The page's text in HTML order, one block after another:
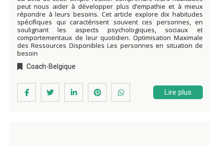
peut nous aider à développer plus d’empathie et à mieux
répondre à leurs besoins. Cet article explore dix habitudes
spécifiques qui caractérisent souvent ces personnes, en
soulignant les aspects psychologiques, sociaux et
comportementaux de leur quotidien. Optimisation Maximale
des Ressources Disponibles Les personnes en situation de
besoin
Coach-Belgique
Lire plus